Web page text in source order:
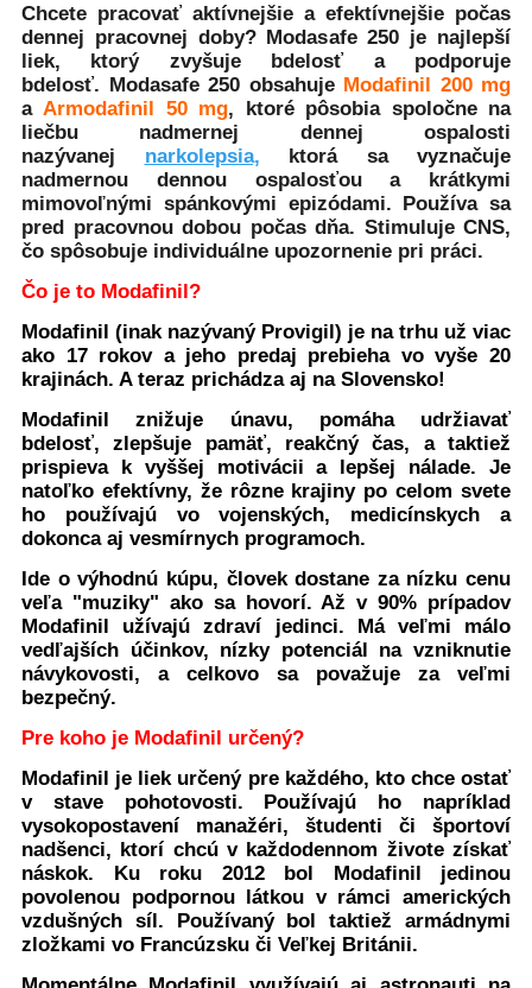
Chcete pracovať aktívnejšie a efektívnejšie počas
dennej pracovnej doby? Modasafe 250 je najlepší
liek, ktorý zvyšuje bdelosť a podporuje
bdelosť. Modasafe 250 obsahuje Modafinil 200 mg
a Armodafinil 50 mg, ktoré pôsobia spoločne na
liečbu nadmernej dennej ospalosti
nazývanej narkolepsia, ktorá sa vyznačuje
nadmernou dennou ospalosťou a krátkymi
mimovoľnými spánkovými epizódami. Používa sa
pred pracovnou dobou počas dňa. Stimuluje CNS,
čo spôsobuje individuálne upozornenie pri práci.
Čo je to Modafinil?
Modafinil (inak nazývaný Provigil) je na trhu už viac
ako 17 rokov a jeho predaj prebieha vo vyše 20
krajinách. A teraz prichádza aj na Slovensko!
Modafinil znižuje únavu, pomáha udržiavať
bdelosť, zlepšuje pamäť, reakčný čas, a taktiež
prispieva k vyššej motivácii a lepšej nálade. Je
natoľko efektívny, že rôzne krajiny po celom svete
ho používajú vo vojenských, medicínskych a
dokonca aj vesmírnych programoch.
Ide o výhodnú kúpu, človek dostane za nízku cenu
veľa "muziky" ako sa hovorí. Až v 90% prípadov
Modafinil užívajú zdraví jedinci. Má veľmi málo
vedľajších účinkov, nízky potenciál na vzniknutie
návykovosti, a celkovo sa považuje za veľmi
bezpečný.
Pre koho je Modafinil určený?
Modafinil je liek určený pre každého, kto chce ostať
v stave pohotovosti. Používajú ho napríklad
vysokopostavení manažéri, študenti či športoví
nadšenci, ktorí chcú v každodennom živote získať
náskok. Ku roku 2012 bol Modafinil jedinou
povolenou podpornou látkou v rámci amerických
vzdušných síl. Používaný bol taktiež armádnymi
zložkami vo Francúzsku či Veľkej Británii.